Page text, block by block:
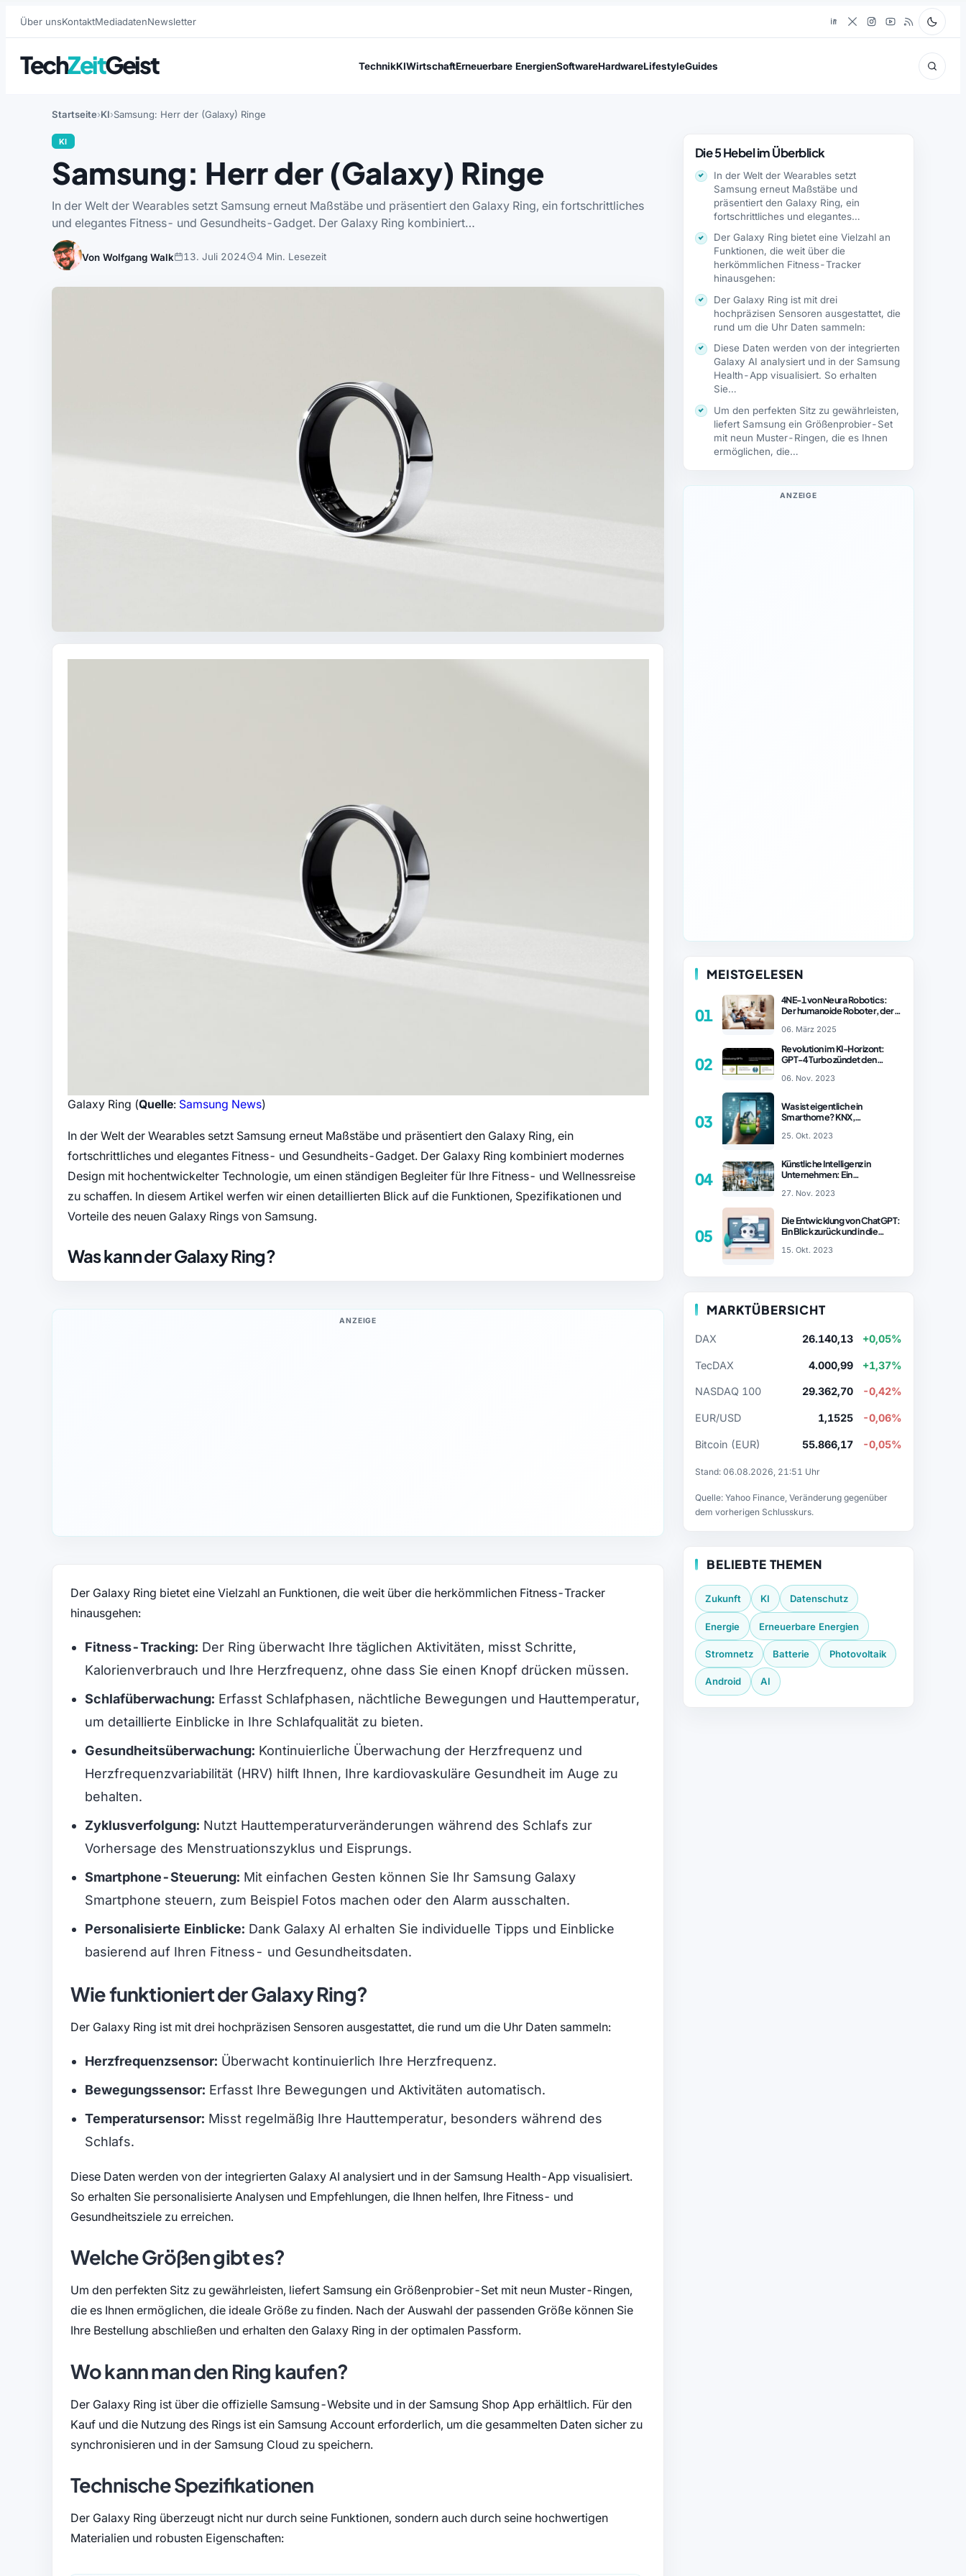
Über unsKontaktMediadatenNewsletter
TechZeitGeist TechnikKIWirtschaftErneuerbare EnergienSoftwareHardwareLifestyleGuides
Startseite KI Samsung: Herr der (Galaxy) Ringe
KI
Samsung: Herr der (Galaxy) Ringe
In der Welt der Wearables setzt Samsung erneut Maßstäbe und präsentiert den Galaxy Ring, ein fortschrittliches
und elegantes Fitness- und Gesundheits-Gadget. Der Galaxy Ring kombiniert…
Von Wolfgang Walk 13. Juli 2024 4 Min. Lesezeit
Galaxy Ring (Quelle: Samsung News(öffnet in neuem Tab)
)
In der Welt der Wearables setzt Samsung erneut Maßstäbe und präsentiert den Galaxy Ring, ein
fortschrittliches und elegantes Fitness- und Gesundheits-Gadget. Der Galaxy Ring kombiniert modernes
Design mit hochentwickelter Technologie, um einen ständigen Begleiter für Ihre Fitness- und Wellnessreise
zu schaffen. In diesem Artikel werfen wir einen detaillierten Blick auf die Funktionen, Spezifikationen und
Vorteile des neuen Galaxy Rings von Samsung.
Was kann der Galaxy Ring?
ANZEIGE
Der Galaxy Ring bietet eine Vielzahl an Funktionen, die weit über die herkömmlichen Fitness-Tracker
hinausgehen:
Fitness-Tracking: Der Ring überwacht Ihre täglichen Aktivitäten, misst Schritte,
Kalorienverbrauch und Ihre Herzfrequenz, ohne dass Sie einen Knopf drücken müssen.
Schlafüberwachung: Erfasst Schlafphasen, nächtliche Bewegungen und Hauttemperatur,
um detaillierte Einblicke in Ihre Schlafqualität zu bieten.
Gesundheitsüberwachung: Kontinuierliche Überwachung der Herzfrequenz und
Herzfrequenzvariabilität (HRV) hilft Ihnen, Ihre kardiovaskuläre Gesundheit im Auge zu
behalten.
Zyklusverfolgung: Nutzt Hauttemperaturveränderungen während des Schlafs zur
Vorhersage des Menstruationszyklus und Eisprungs.
Smartphone-Steuerung: Mit einfachen Gesten können Sie Ihr Samsung Galaxy
Smartphone steuern, zum Beispiel Fotos machen oder den Alarm ausschalten.
Personalisierte Einblicke: Dank Galaxy AI erhalten Sie individuelle Tipps und Einblicke
basierend auf Ihren Fitness- und Gesundheitsdaten.
Wie funktioniert der Galaxy Ring?
Der Galaxy Ring ist mit drei hochpräzisen Sensoren ausgestattet, die rund um die Uhr Daten sammeln:
Herzfrequenzsensor: Überwacht kontinuierlich Ihre Herzfrequenz.
Bewegungssensor: Erfasst Ihre Bewegungen und Aktivitäten automatisch.
Temperatursensor: Misst regelmäßig Ihre Hauttemperatur, besonders während des
Schlafs.
Diese Daten werden von der integrierten Galaxy AI analysiert und in der Samsung Health-App visualisiert.
So erhalten Sie personalisierte Analysen und Empfehlungen, die Ihnen helfen, Ihre Fitness- und
Gesundheitsziele zu erreichen.
Welche Größen gibt es?
Um den perfekten Sitz zu gewährleisten, liefert Samsung ein Größenprobier-Set mit neun Muster-Ringen,
die es Ihnen ermöglichen, die ideale Größe zu finden. Nach der Auswahl der passenden Größe können Sie
Ihre Bestellung abschließen und erhalten den Galaxy Ring in der optimalen Passform.
Wo kann man den Ring kaufen?
Der Galaxy Ring ist über die offizielle Samsung-Website und in der Samsung Shop App erhältlich. Für den
Kauf und die Nutzung des Rings ist ein Samsung Account erforderlich, um die gesammelten Daten sicher zu
synchronisieren und in der Samsung Cloud zu speichern.
Technische Spezifikationen
Der Galaxy Ring überzeugt nicht nur durch seine Funktionen, sondern auch durch seine hochwertigen
Materialien und robusten Eigenschaften:
Die 5 Hebel im Überblick
In der Welt der Wearables setzt
Samsung erneut Maßstäbe und
präsentiert den Galaxy Ring, ein
fortschrittliches und elegantes…
Der Galaxy Ring bietet eine Vielzahl an
Funktionen, die weit über die
herkömmlichen Fitness-Tracker
hinausgehen:
Der Galaxy Ring ist mit drei
hochpräzisen Sensoren ausgestattet, die
rund um die Uhr Daten sammeln:
Diese Daten werden von der integrierten
Galaxy AI analysiert und in der Samsung
Health-App visualisiert. So erhalten
Sie…
Um den perfekten Sitz zu gewährleisten,
liefert Samsung ein Größenprobier-Set
mit neun Muster-Ringen, die es Ihnen
ermöglichen, die…
ANZEIGE
MEISTGELESEN
01
4NE-1 von Neura Robotics:
Der humanoide Roboter, der
revolutionieren könnte
06. März 2025
02
Revolution im KI-Horizont:
GPT-4 Turbo zündet den
– ChatGPT Revolution!
06. Nov. 2023
03
Was ist eigentlich ein
Smarthome? KNX,
Vergleich
25. Okt. 2023
04
Künstliche Intelligenz in
Unternehmen: Ein
27. Nov. 2023
05
Die Entwicklung von ChatGPT:
Ein Blick zurück und in die
15. Okt. 2023
MARKTÜBERSICHT
DAX 26.140,13 +0,05%
TecDAX 4.000,99 +1,37%
NASDAQ 100 29.362,70 -0,42%
EUR/USD 1,1525 -0,06%
Bitcoin (EUR) 55.866,17 -0,05%
Stand: 06.08.2026, 21:51 Uhr
Quelle: Yahoo Finance, Veränderung gegenüber
dem vorherigen Schlusskurs.
BELIEBTE THEMEN
Zukunft KI Datenschutz
Energie Erneuerbare Energien
Stromnetz Batterie Photovoltaik
Android AI